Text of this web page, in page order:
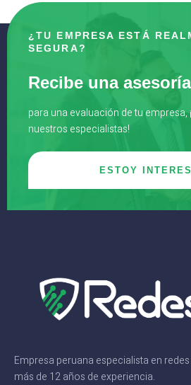
¿TU EMPRESA ESTÁ
SEGURA?
Recibe una
para una evaluación de tu empresa,
nuestros especialistas!
ESTOY
Empresa peruana especialista en
más de 12 años de experiencia.